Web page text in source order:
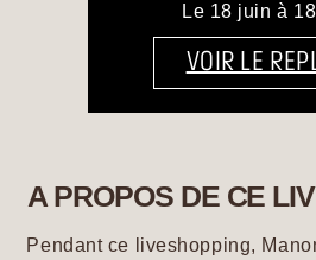
Le 18 juin à
VOIR LE
A PROPOS DE CE
Pendant ce liveshopping,